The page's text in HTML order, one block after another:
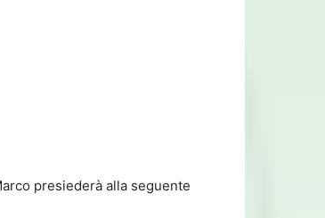
presiederà alla seguente